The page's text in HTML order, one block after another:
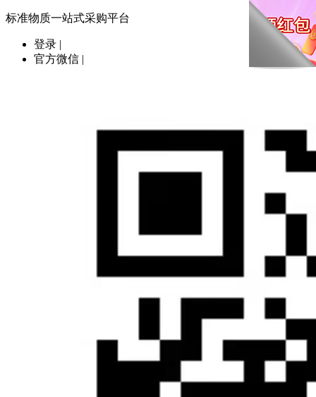
标准物质一站式采购平台
登录 |
官方微信 |